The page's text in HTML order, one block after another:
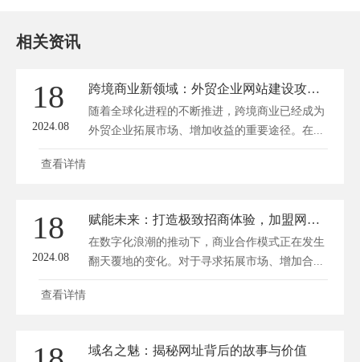
相关资讯
18
2024.08
跨境商业新领域：外贸企业网站建设攻略与全球市场拓展
随着全球化进程的不断推进，跨境商业已经成为
外贸企业拓展市场、增加收益的重要途径。在...
查看详情
18
2024.08
赋能未来：打造极致招商体验，加盟网站建设新篇章
在数字化浪潮的推动下，商业合作模式正在发生
翻天覆地的变化。对于寻求拓展市场、增加合...
查看详情
域名之魅：揭秘网址背后的故事与价值